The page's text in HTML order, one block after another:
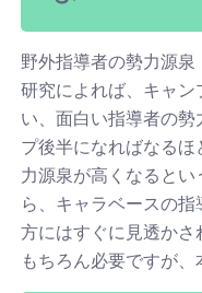
野外指導者の勢力源
研究によれば、キャ
い、面白い指導者の
プ後半になればなる
力源泉が高くなると
ら、キャラベースの
方にはすぐに見透かさ
もちろん必要ですが、